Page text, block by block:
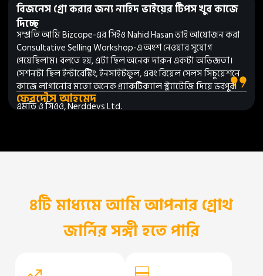
বিজনেস গ্রো করার জন্য নাহিদ ভাইয়ের টিপস খুব কাজে
দিচ্ছে
সম্প্রতি আমি Bizcope-এর সিইও Nahid Hasan ভাই আয়োজন করা
Consultative Selling Workshop-এ অংশ নেওয়ার সুযোগ
পেয়েছিলাম। বলতে হয়, এটা ছিল অনেক দারুন একটা অভিজ্ঞতা।
সেশনটা ছিল ইন্টারেস্টিং, ইনসাইটফুল, এবং রিয়েল সেলস সিচুয়েশনে
কাজে লাগানোর মতো অনেক প্র্যাকটিক্যাল স্ট্র্যাটেজি দিয়ে ভরপুর।
ফেরদৌস আহমেদ
এমডি ও সিওও, Nerddevs Ltd.
৪টি মাধ্যমে আমি আপনার গ্রোথ
জার্নির সঙ্গী হতে পারি